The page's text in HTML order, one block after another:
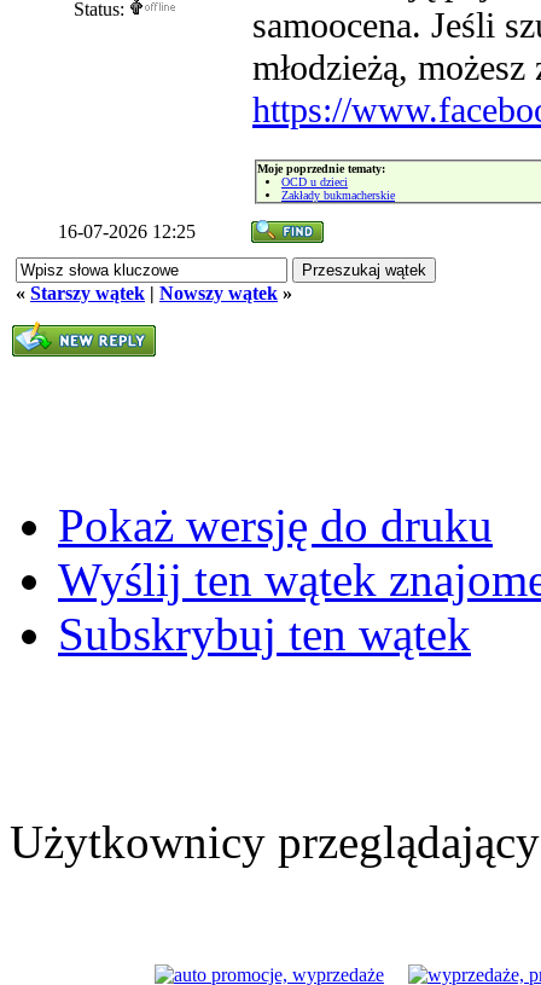
Status:
samoocena. Jeśli
młodzieżą,
https://
Moje poprzednie tematy:
OCD u dzieci
Zakłady bukmacherskie
16-07-2026 12:25
« Starszy wątek | Nowszy wątek »
Pokaż wersję do druku
Wyślij ten wątek
Subskrybuj ten wątek
Użytkownicy